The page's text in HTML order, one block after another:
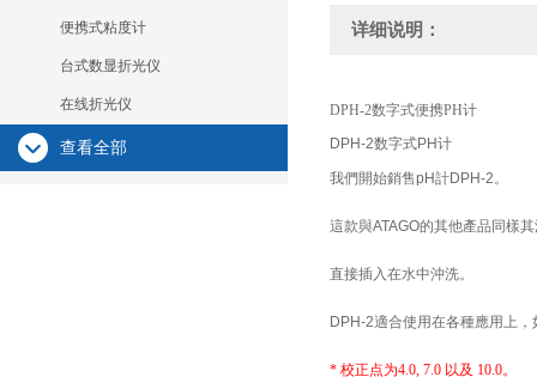
便携式粘度计
台式数显折光仪
在线折光仪
查看全部
详细说明：
DPH-2数字式便携PH计
DPH-2数字式PH计
我們開始銷售pH計DPH-2。
這款與ATAGO的其他產品同樣
直接插入在水中沖洗。
DPH-2適合使用在各種應用上
* 校正点为4.0, 7.0 以及 10.0。